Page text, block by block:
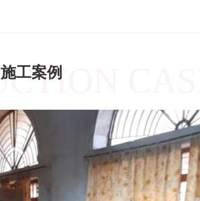
施工案例 CASE